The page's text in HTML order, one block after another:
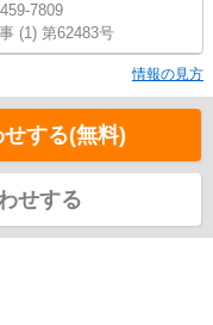
7809
(1) 第62483号
情報の見方
する(無料)
せする